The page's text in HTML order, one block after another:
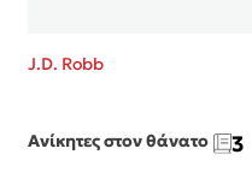
J.D. Robb
Ανίκητες στον θάνατο 3